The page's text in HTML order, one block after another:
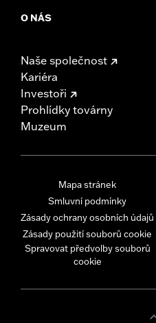
O NÁS
Naše společnost
Kariéra
Investoři
Prohlídky továrny
Muzeum
Mapa stránek
Smluvní podmínky
Zásady ochrany osobních údajů
Zásady použití souborů cookie
Spravovat předvolby souborů
cookie